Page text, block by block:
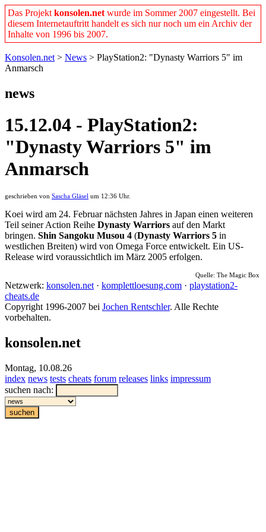
Das Projekt konsolen.net wurde im Sommer 2007 eingestellt. Bei
diesem Internetauftritt handelt es sich nur noch um ein Archiv der
Inhalte von 1996 bis 2007.
Konsolen.net > News > PlayStation2: "Dynasty Warriors 5" im
Anmarsch
news
15.12.04 - PlayStation2:
"Dynasty Warriors 5" im
Anmarsch
geschrieben von Sascha Gläsel um 12:36 Uhr.
Koei wird am 24. Februar nächsten Jahres in Japan einen weiteren
Teil seiner Action Reihe Dynasty Warriors auf den Markt
bringen. Shin Sangoku Musou 4 (Dynasty Warriors 5 in
westlichen Breiten) wird von Omega Force entwickelt. Ein US-
Release wird voraussichtlich im März 2005 erfolgen.
Quelle: The Magic Box
Netzwerk: konsolen.net · komplettloesung.com · playstation2-
cheats.de
Copyright 1996-2007 bei Jochen Rentschler. Alle Rechte
vorbehalten.
konsolen.net
Montag, 10.08.26
index news tests cheats forum releases links impressum
suchen nach: